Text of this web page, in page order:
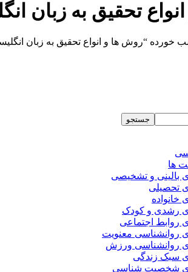
تحقیق به زبان
“روش ها و انواع تحقیق به زبان
جستجو
ها
بالینی و تشخیصی
تحصیلی
رشدی و کودک
روابط اجتماعی
روانشناسی معنویت
روانشناسی ورزش
سبک زندگی
شخصیت شناسی